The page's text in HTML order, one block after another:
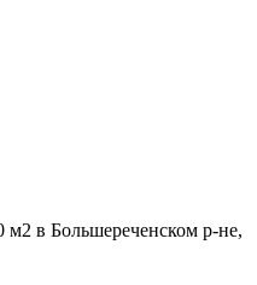
в Большереченском р-не,